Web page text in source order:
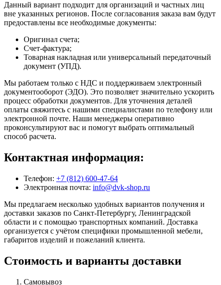
Данный вариант подходит для организаций и частных лиц
вне указанных регионов. После согласования заказа вам будут
предоставлены все необходимые документы:
Оригинал счета;
Счет-фактура;
Товарная накладная или универсальный передаточный
документ (УПД).
Мы работаем только с НДС и поддерживаем электронный
документооборот (ЭДО). Это позволяет значительно ускорить
процесс обработки документов. Для уточнения деталей
оплаты свяжитесь с нашими специалистами по телефону или
электронной почте. Наши менеджеры оперативно
проконсультируют вас и помогут выбрать оптимальный
способ расчета.
Контактная информация:
Телефон: +7 (812) 600-47-64
Электронная почта: info@dvk-shop.ru
Мы предлагаем несколько удобных вариантов получения и
доставки заказов по Санкт-Петербургу, Ленинградской
области и с помощью транспортных компаний. Доставка
организуется с учётом специфики промышленной мебели,
габаритов изделий и пожеланий клиента.
Стоимость и варианты доставки
Самовывоз